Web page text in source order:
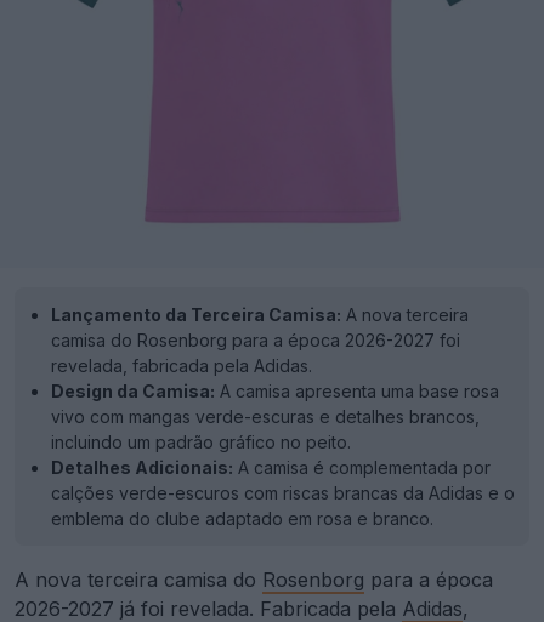
Lançamento da Terceira Camisa: A nova terceira
camisa do Rosenborg para a época 2026-2027 foi
revelada, fabricada pela Adidas.
Design da Camisa: A camisa apresenta uma base rosa
vivo com mangas verde-escuras e detalhes brancos,
incluindo um padrão gráfico no peito.
Detalhes Adicionais: A camisa é complementada por
calções verde-escuros com riscas brancas da Adidas e o
emblema do clube adaptado em rosa e branco.
A nova terceira camisa do Rosenborg para a época
2026-2027 já foi revelada. Fabricada pela Adidas,